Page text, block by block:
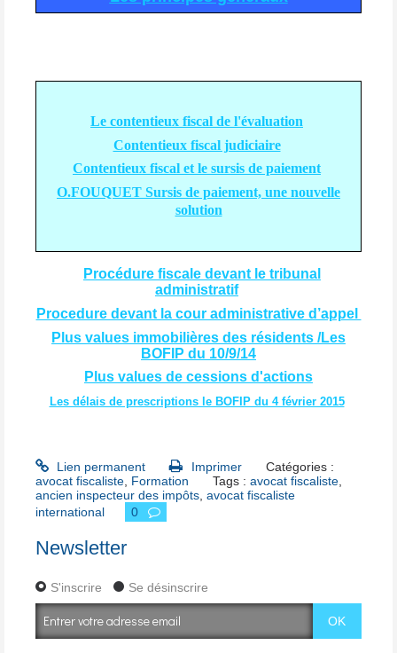
Le contentieux fiscal de l'évaluation
Contentieux fiscal judiciaire
Contentieux fiscal et le sursis de paiement
O.FOUQUET Sursis de paiement, une nouvelle
solution
Procédure fiscale devant le tribunal
administratif
Procedure devant la cour administrative d’appel
Plus values immobilières des résidents /Les
BOFIP du 10/9/14
Plus values de cessions d'actions
Les délais de prescriptions le BOFIP du 4 février 2015
Lien permanent Imprimer
Catégories :
avocat fiscaliste Formation Tags :avocat fiscaliste
ancien inspecteur des impôts avocat fiscaliste
international
0
Newsletter
S'inscrire Se désinscrire